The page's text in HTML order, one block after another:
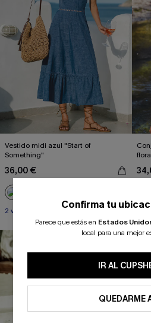
Vestido midi azul "Start of
Something"
36,00 €
2 vestidos -10%
-20%
Confirma tu
Parece que estás en Estados
local para una mejor
IR AL
QUEDARME
¿NUEVO EN
-10% extra sin